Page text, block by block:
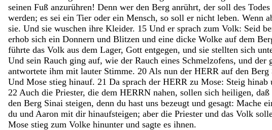
seinen Fuß anzurühren! Denn wer den Berg anrührt, der soll des Todes
werden; es sei ein Tier oder ein Mensch, so soll er nicht leben. Wenn
sie. Und sie wuschen ihre Kleider. 15 Und er sprach zum Volk: Seid
erhob sich ein Donnern und Blitzen und eine dicke Wolke auf dem
führte das Volk aus dem Lager, Gott entgegen, und sie stellten sich
Und sein Rauch ging auf, wie der Rauch eines Schmelzofens, und der
antwortete ihm mit lauter Stimme. 20 Als nun der HERR auf den Berg
Und Mose stieg hinauf. 21 Da sprach der HERR zu Mose: Steig hinab
22 Auch die Priester, die dem HERRN nahen, sollen sich heiligen, daß
den Berg Sinai steigen, denn du hast uns bezeugt und gesagt: Mache
du und Aaron mit dir hinaufsteigen; aber die Priester und das Volk
Mose stieg zum Volke hinunter und sagte es ihnen.